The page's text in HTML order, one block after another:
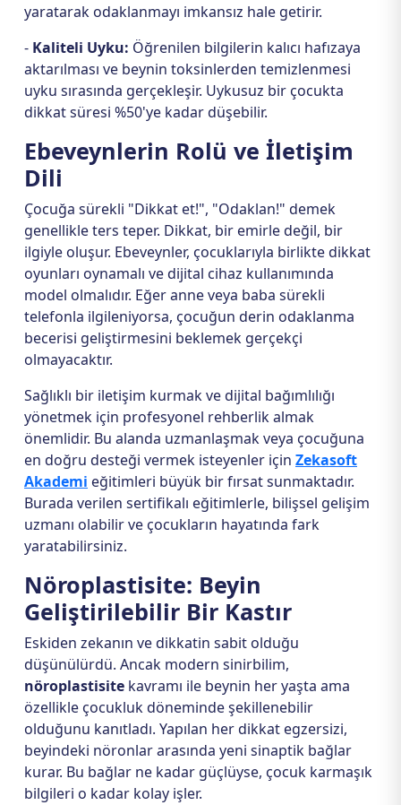
yaratarak odaklanmayı imkansız hale getirir.
- Kaliteli Uyku: Öğrenilen bilgilerin kalıcı hafızaya
aktarılması ve beynin toksinlerden temizlenmesi
uyku sırasında gerçekleşir. Uykusuz bir çocukta
dikkat süresi %50'ye kadar düşebilir.
Ebeveynlerin Rolü ve İletişim
Dili
Çocuğa sürekli "Dikkat et!", "Odaklan!" demek
genellikle ters teper. Dikkat, bir emirle değil, bir
ilgiyle oluşur. Ebeveynler, çocuklarıyla birlikte dikkat
oyunları oynamalı ve dijital cihaz kullanımında
model olmalıdır. Eğer anne veya baba sürekli
telefonla ilgileniyorsa, çocuğun derin odaklanma
becerisi geliştirmesini beklemek gerçekçi
olmayacaktır.
Sağlıklı bir iletişim kurmak ve dijital bağımlılığı
yönetmek için profesyonel rehberlik almak
önemlidir. Bu alanda uzmanlaşmak veya çocuğuna
en doğru desteği vermek isteyenler için Zekasoft
Akademi eğitimleri büyük bir fırsat sunmaktadır.
Burada verilen sertifikalı eğitimlerle, bilişsel gelişim
uzmanı olabilir ve çocukların hayatında fark
yaratabilirsiniz.
Nöroplastisite: Beyin
Geliştirilebilir Bir Kastır
Eskiden zekanın ve dikkatin sabit olduğu
düşünülürdü. Ancak modern sinirbilim,
nöroplastisite kavramı ile beynin her yaşta ama
özellikle çocukluk döneminde şekillenebilir
olduğunu kanıtladı. Yapılan her dikkat egzersizi,
beyindeki nöronlar arasında yeni sinaptik bağlar
kurar. Bu bağlar ne kadar güçlüyse, çocuk karmaşık
bilgileri o kadar kolay işler.